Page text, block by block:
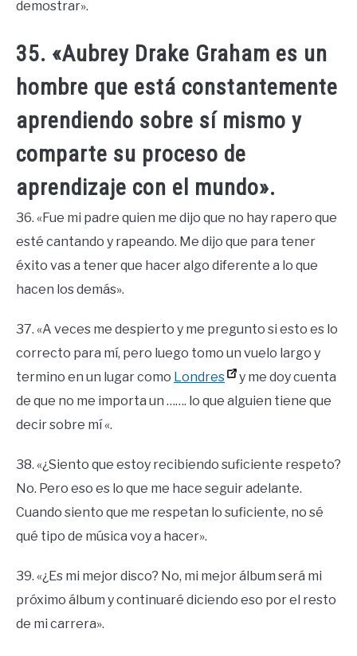
demostrar».
35. «Aubrey Drake Graham es un
hombre que está constantemente
aprendiendo sobre sí mismo y
comparte su proceso de
aprendizaje con el mundo».
36. «Fue mi padre quien me dijo que no hay rapero que
esté cantando y rapeando. Me dijo que para tener
éxito vas a tener que hacer algo diferente a lo que
hacen los demás».
37. «A veces me despierto y me pregunto si esto es lo
correcto para mí, pero luego tomo un vuelo largo y
termino en un lugar como Londres
y me doy cuenta
de que no me importa un ……. lo que alguien tiene que
decir sobre mí «.
38. «¿Siento que estoy recibiendo suficiente respeto?
No. Pero eso es lo que me hace seguir adelante.
Cuando siento que me respetan lo suficiente, no sé
qué tipo de música voy a hacer».
39. «¿Es mi mejor disco? No, mi mejor álbum será mi
próximo álbum y continuaré diciendo eso por el resto
de mi carrera».